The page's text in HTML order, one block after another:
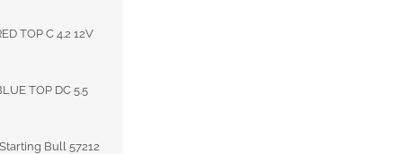
TOP C 4.2 12V
TOP DC 5.5
Bull 57212